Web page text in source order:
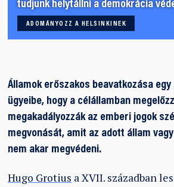
tudjunk helytállni a demokrácia
ADOMÁNYOZZ A HELSINKINEK
Államok erőszakos beavatkozása
ügyeibe, hogy a célállamban
megakadályozzák az emberi jogok
megvonását, amit az adott állam
nem akar megvédeni.
Hugo Grotius a XVII. században